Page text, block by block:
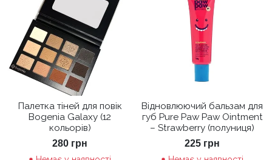
Палетка тіней для повік
Bogenia Galaxy (12
кольорів)
280 грн
Відновлюючий бальзам для
губ Pure Paw Paw Ointment
– Strawberry (полуниця)
225 грн